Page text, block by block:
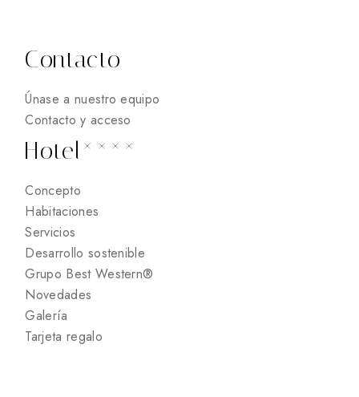
Contacto
Únase a nuestro equipo
Contacto y acceso
Hotel****
Concepto
Habitaciones
Servicios
Desarrollo sostenible
Grupo Best Western®
Novedades
Galería
Tarjeta regalo